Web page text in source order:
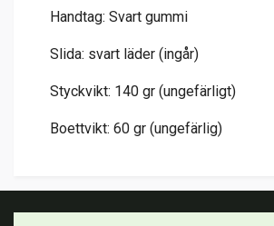
Handtag: Svart gummi
Slida: svart läder (ingår)
Styckvikt: 140 gr (ungefärligt)
Boettvikt: 60 gr (ungefärlig)